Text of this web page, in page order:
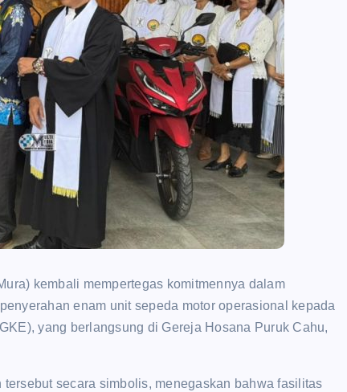
kembali mempertegas komitmennya dalam
enam unit sepeda motor operasional kepada
yang berlangsung di Gereja Hosana Puruk Cahu,
secara simbolis, menegaskan bahwa fasilitas